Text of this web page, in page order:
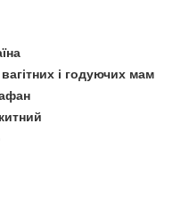
і годуючих мам